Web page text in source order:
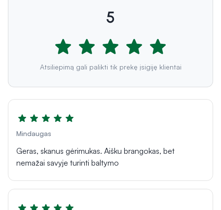
5
Atsiliepimą gali palikti tik prekę įsigiję klientai
Mindaugas
Geras, skanus gėrimukas. Aišku brangokas, bet
nemažai savyje turinti baltymo